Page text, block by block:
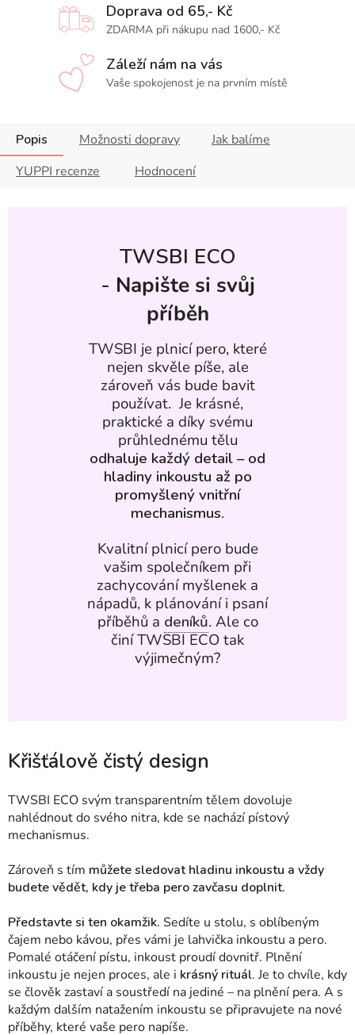
Doprava od 65,- Kč
ZDARMA při nákupu nad 1600,- Kč
Záleží nám na vás
Vaše spokojenost je na prvním místě
Popis Možnosti dopravy
Jak balíme
YUPPI recenze
Hodnocení
TWSBI ECO
- Napište si svůj
příběh
TWSBI je plnicí pero, které
nejen skvěle píše, ale
zároveň vás bude bavit
používat. Je krásné,
praktické a díky svému
průhlednému tělu
odhaluje každý detail – od
hladiny inkoustu až po
promyšlený vnitřní
mechanismus.
Kvalitní plnicí pero bude
vašim společníkem při
zachycování myšlenek a
nápadů, k plánování i psaní
příběhů a deníků. Ale co
činí TWSBI ECO tak
výjimečným?
Křišťálově čistý design
TWSBI ECO svým transparentním tělem dovoluje
nahlédnout do svého nitra, kde se nachází pístový
mechanismus.
Zároveň s tím můžetesledovat hladinu inkoustu a vždy
budete vědět, kdy je třeba pero zavčasu doplnit.
Představte si ten okamžik. Sedíte u stolu, s oblíbeným
čajem nebo kávou, přes vámi je lahvička inkoustu a pero.
Pomalé otáčení pístu, inkoust proudí dovnitř. Plnění
inkoustu je nejen proces, ale i krásný rituál. Je to chvíle, kdy
se člověk zastaví a soustředí na jediné – na plnění pera. A s
každým dalším natažením inkoustu se připravujete na nové
příběhy, které vaše pero napíše.